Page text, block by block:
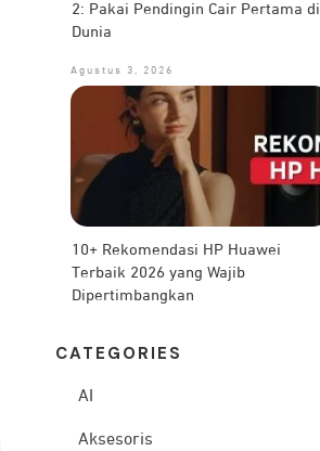
2: Pakai Pendingin Cair Pertama di
Dunia
Agustus 3, 2026
10+ Rekomendasi HP Huawei
Terbaik 2026 yang Wajib
Dipertimbangkan
CATEG ORIES
AI
Aksesoris